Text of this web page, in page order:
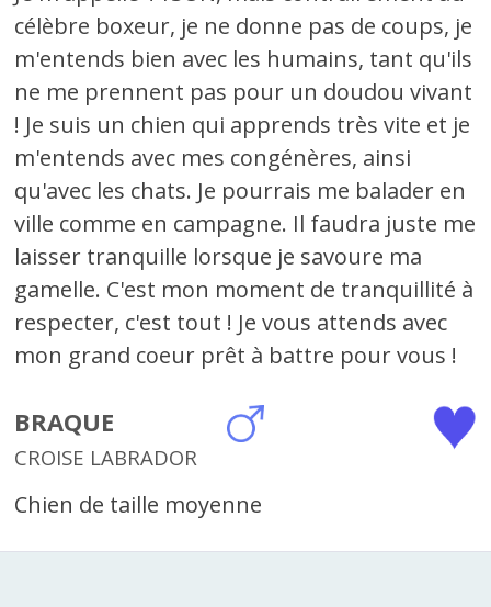
célèbre boxeur, je ne donne pas de coups, je
m'entends bien avec les humains, tant qu'ils
ne me prennent pas pour un doudou vivant
! Je suis un chien qui apprends très vite et je
m'entends avec mes congénères, ainsi
qu'avec les chats. Je pourrais me balader en
ville comme en campagne. Il faudra juste me
laisser tranquille lorsque je savoure ma
gamelle. C'est mon moment de tranquillité à
respecter, c'est tout ! Je vous attends avec
mon grand coeur prêt à battre pour vous !
BRAQUE
CROISE LABRADOR
Chien de taille moyenne